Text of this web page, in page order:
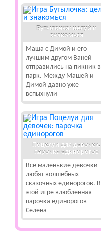
Бутылочка: целуй и
знакомься
Маша с Димой и его
лучшим другом Ваней
отправились на пикник в
парк. Между Машей и
Димой давно уже
вспыхнули
Поцелуи для девочек:
парочка единорогов
Все маленькие девочки
любят волшебных
сказочных единорогов. В
этой игре влюбленная
парочка единорогов
Селена